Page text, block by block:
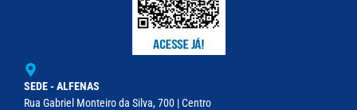
SEDE - ALFENAS
Rua Gabriel Monteiro da Silva, 700 | Centro